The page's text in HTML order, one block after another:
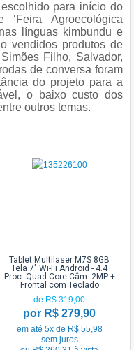
para início do
Agroecológica
línguas kimbundu e
vendidos produtos de
Filho, Salvador,
de conversa foram
do projeto para a
o baixo custo dos
outros temas.
Tablet Multilaser M7S 8GB
Tela 7" Wi-Fi Android - 4.4
Proc. Quad Core Câm. 2MP +
Frontal com Teclado
de R$ 319,00
por R$ 279,90
em até 5x de R$ 55,98
sem juros